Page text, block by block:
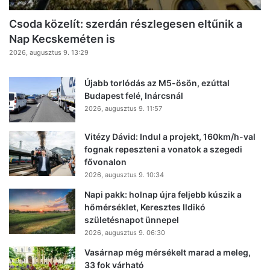
Csoda közelít: szerdán részlegesen eltűnik a
Nap Kecskeméten is
2026, augusztus 9. 13:29
Újabb torlódás az M5-ösön, ezúttal
Budapest felé, Inárcsnál
2026, augusztus 9. 11:57
Vitézy Dávid: Indul a projekt, 160km/h-val
fognak repeszteni a vonatok a szegedi
fővonalon
2026, augusztus 9. 10:34
Napi pakk: holnap újra feljebb kúszik a
hőmérséklet, Keresztes Ildikó
születésnapot ünnepel
2026, augusztus 9. 06:30
Vasárnap még mérsékelt marad a meleg,
33 fok várható